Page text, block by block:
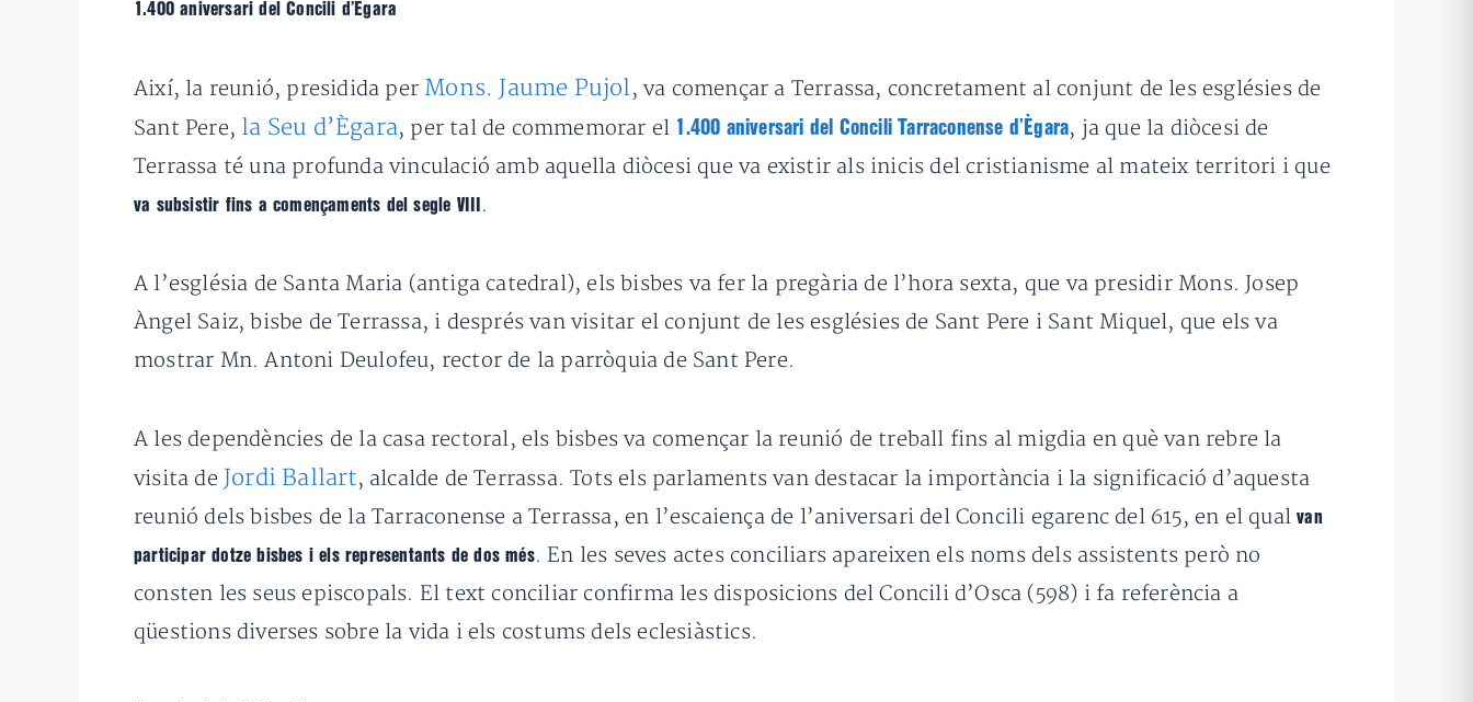
1.400 aniversari del Concili d’Ègara
Així, la reunió, presidida perMons. Jaume Pujol, va començar a Terrassa, concretament al conjunt de les esglésies de
Sant Pere, la Seu d’Ègara, per tal de commemorar el 1.400 aniversari del Concili Tarraconense d’Ègara, ja que la diòcesi de
Terrassa té una profunda vinculació amb aquella diòcesi que va existir als inicis del cristianisme al mateix territori i que
va subsistir fins a començaments del segle VIII .
A l’església de Santa Maria (antiga catedral), els bisbes va fer la pregària de l’hora sexta, que va presidir Mons. Josep
Àngel Saiz, bisbe de Terrassa, i després van visitar el conjunt de les esglésies de Sant Pere i Sant Miquel, que els va
mostrar Mn. Antoni Deulofeu, rector de la parròquia de Sant Pere.
A les dependències de la casa rectoral, els bisbes va començar la reunió de treball fins al migdia en què van rebre la
visita de Jordi Ballart, alcalde de Terrassa. Tots els parlaments van destacar la importància i la significació d’aquesta
reunió dels bisbes de la Tarraconense a Terrassa, en l’escaiença de l’aniversari del Concili egarenc del 615, en el qualvan
participar dotze bisbes i els representants de dos més. En les seves actes conciliars apareixen els noms dels assistents però no
consten les seus episcopals. El text conciliar confirma les disposicions del Concili d’Osca (598) i fa referència a
qüestions diverses sobre la vida i els costums dels eclesiàstics.